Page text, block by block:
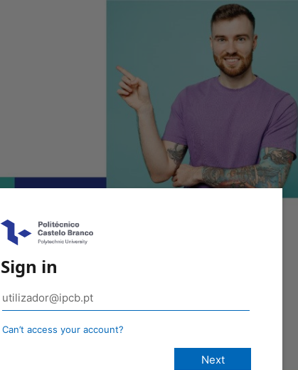
Sign in
Can’t access your account?